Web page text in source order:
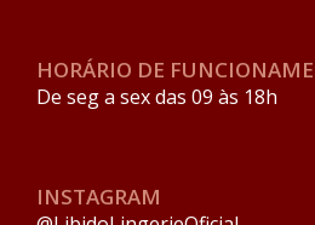
HORÁRIO DE
De seg a sex das 09 às 18h
INSTAGRAM